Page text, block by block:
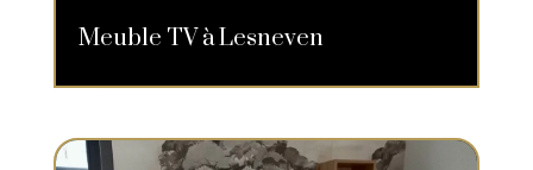
Meuble TV à Lesneven